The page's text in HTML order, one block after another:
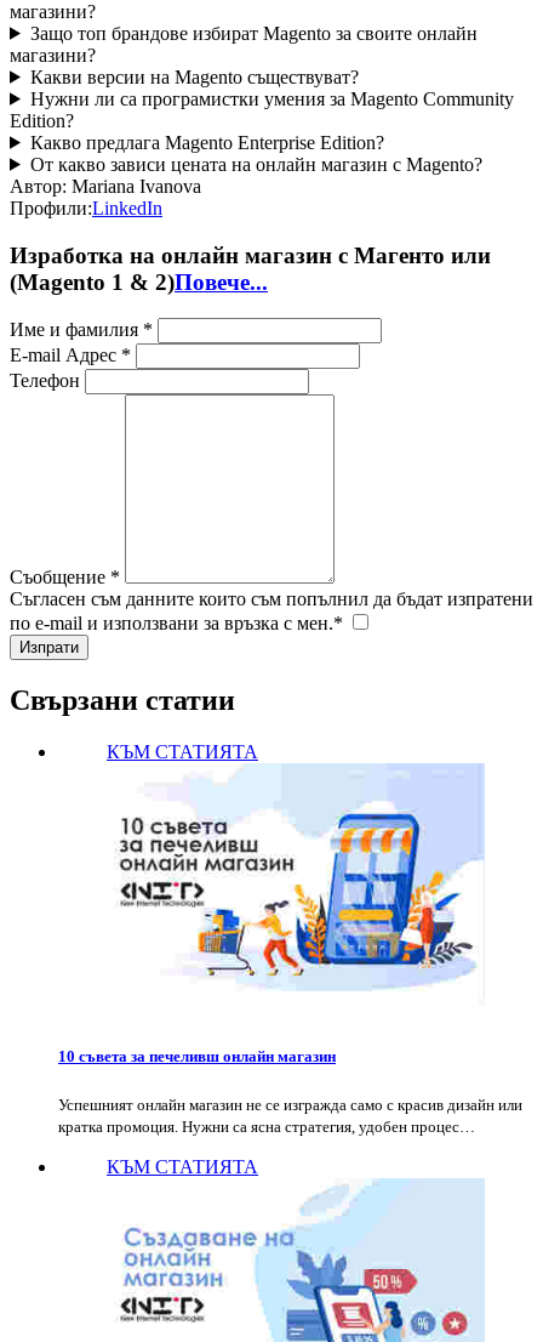
магазини?
Защо топ брандове избират Magento за своите онлайн
магазини?
Какви версии на Magento съществуват?
Нужни ли са програмистки умения за Magento Community
Edition?
Какво предлага Magento Enterprise Edition?
От какво зависи цената на онлайн магазин с Magento?
Автор: Mariana Ivanova
Профили:LinkedIn
Изработка на онлайн магазин с Магенто или
(Magento 1 & 2)Повече...
Име и фамилия *
E-mail Адрес *
Телефон
Съобщение *
Съгласен съм данните които съм попълнил да бъдат изпратени
по e-mail и използвани за връзка с мен.*
Свързани статии
КЪМ СТАТИЯТА
10 съвета за печеливш онлайн магазин
Успешният онлайн магазин не се изгражда само с красив дизайн или
кратка промоция. Нужни са ясна стратегия, удобен процес…
КЪМ СТАТИЯТА